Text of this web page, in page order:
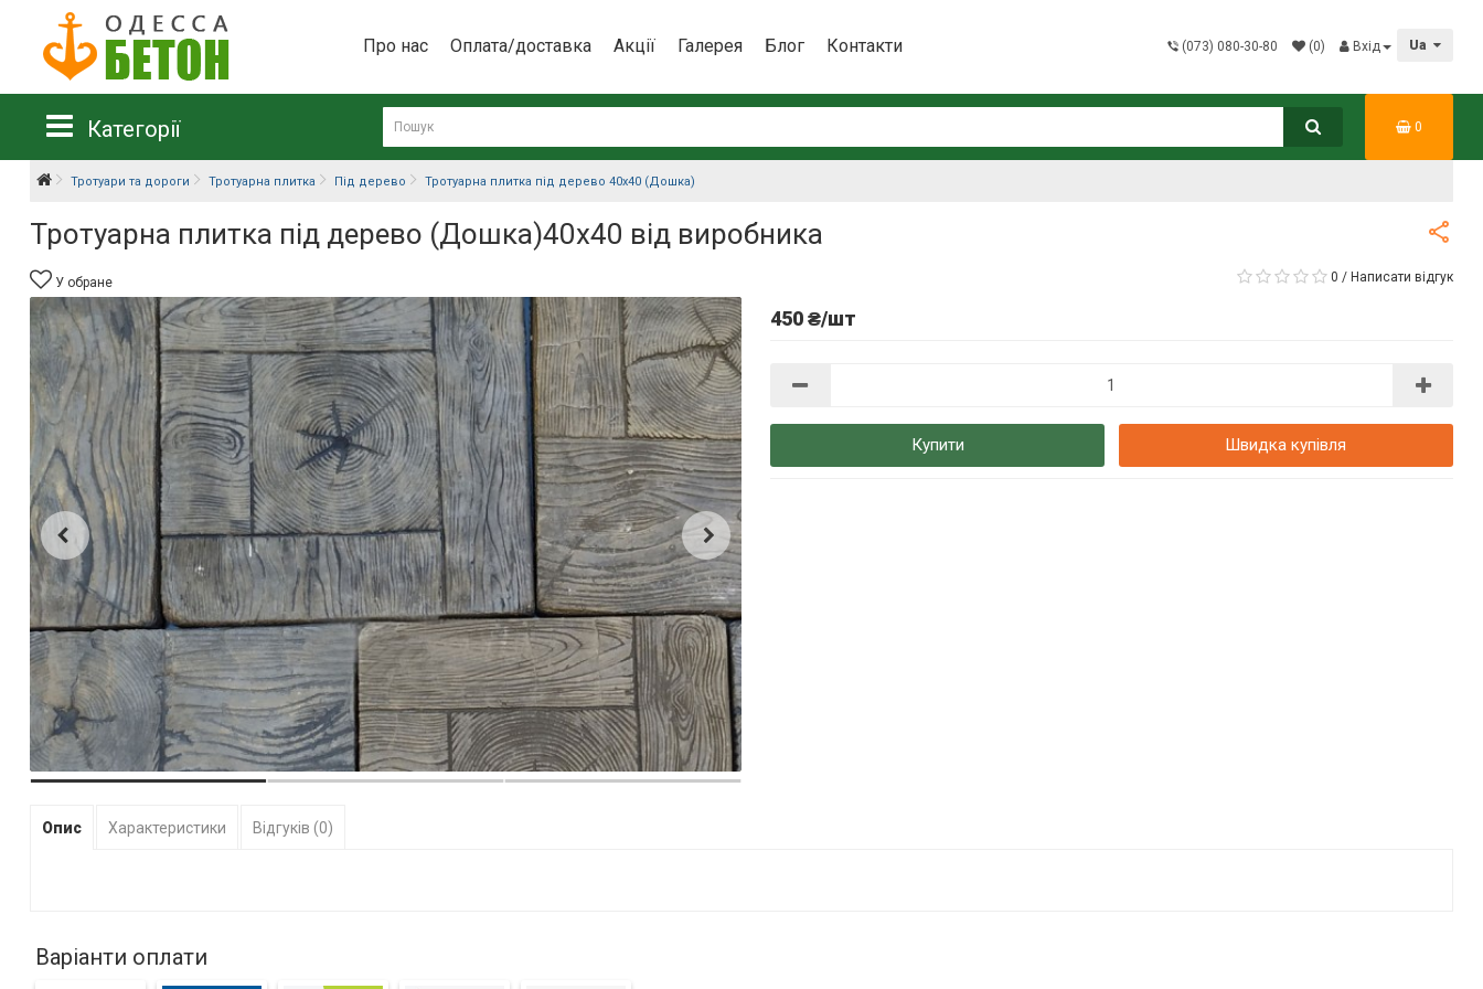
Про нас Оплата/доставка Акції Галерея Блог Контакти (073) 080-30-80 (0) Вхід Ua
Категорії 0
Тротуари та дороги Тротуарна плитка Під дерево Тротуарна плитка під дерево 40х40 (Дошка)
Тротуарна плитка під дерево (Дошка)40х40 від виробника
У обране 0 / Написати відгук
450 ₴/шт
Купити Швидка купівля
Опис Характеристики Відгуків (0)
Варіанти оплати